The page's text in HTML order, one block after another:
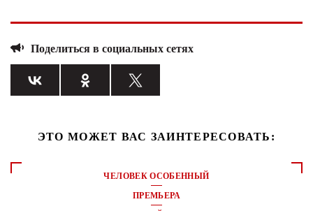
Поделиться в социальных сетях
ЭТО МОЖЕТ ВАС ЗАИНТЕРЕСОВАТЬ:
ЧЕЛОВЕК ОСОБЕННЫЙ
ПРЕМЬЕРА